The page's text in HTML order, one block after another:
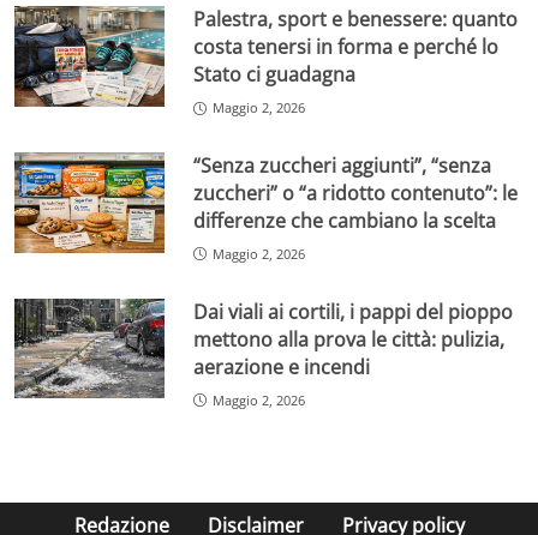
Palestra, sport e benessere: quanto
costa tenersi in forma e perché lo
Stato ci guadagna
Maggio 2, 2026
“Senza zuccheri aggiunti”, “senza
zuccheri” o “a ridotto contenuto”: le
differenze che cambiano la scelta
Maggio 2, 2026
Dai viali ai cortili, i pappi del pioppo
mettono alla prova le città: pulizia,
aerazione e incendi
Maggio 2, 2026
Redazione Disclaimer Privacy policy